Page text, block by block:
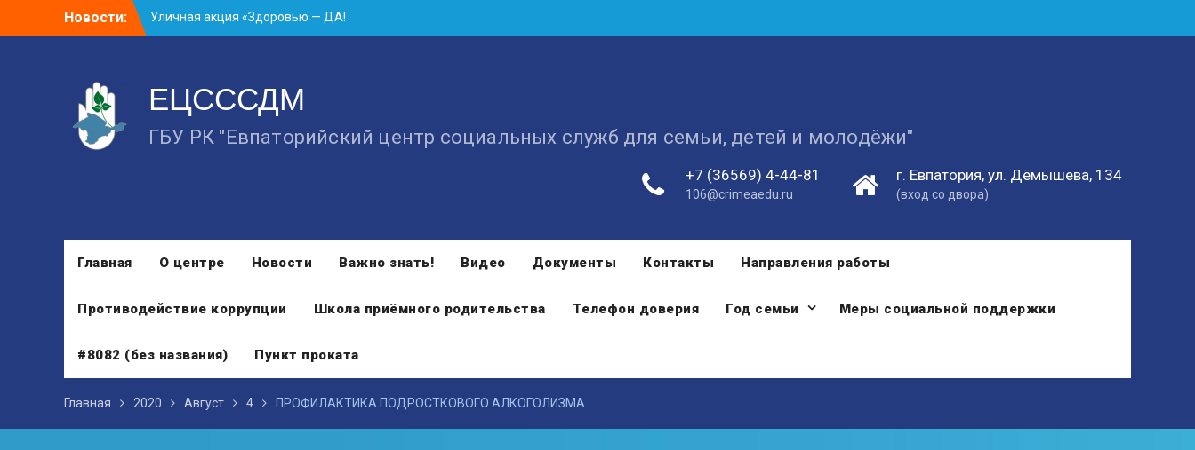
Новости:
Занятие в рамках школы молодожёнов
прошло в Евпатории
ЕЦСССДМ
ГБУ РК "Евпаторийский центр социальных служб для семьи, детей и молодёжи"
+7 (36569) 4-44-81
106@crimeaedu.ru
г. Евпатория, ул. Дёмышева, 134
(вход со двора)
Главная О центре Новости Важно знать! Видео Документы Контакты Направления работы
Противодействие коррупции Школа приёмного родительства Телефон доверия Год семьи Меры социальной поддержки
#8082 (без названия) Пункт проката
Главная 2020 Август 4 ПРОФИЛАКТИКА ПОДРОСТКОВОГО АЛКОГОЛИЗМА